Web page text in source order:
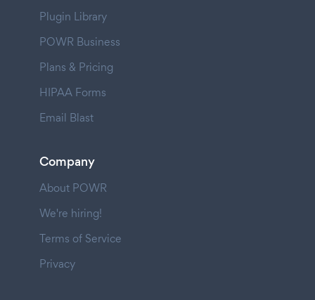
Plugin Library
POWR Business
Plans & Pricing
HIPAA Forms
Email Blast
Company
About POWR
We're hiring!
Terms of Service
Privacy